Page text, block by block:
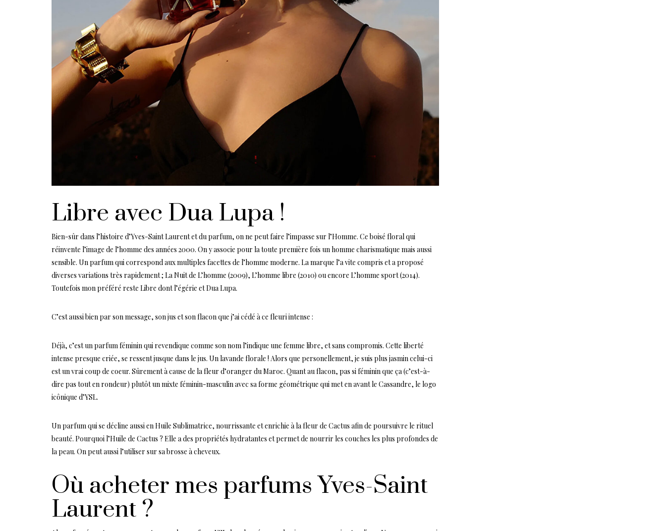
Libre avec Dua Lupa !
Bien-sûr dans l’histoire d’Yves-Saint Laurent et du parfum, on ne peut faire l’impasse sur l’Homme. Ce boisé floral qui
réinvente l’image de l’homme des années 2000. On y associe pour la toute première fois un homme charismatique mais aussi
sensible. Un parfum qui correspond aux multiples facettes de l’homme moderne. La marque l’a vite compris et a proposé
diverses variations très rapidement ; La Nuit de L’homme (2009), L’homme libre (2010) ou encore L’homme sport (2014).
Toutefois mon préféré reste Libre dont l’égérie et Dua Lupa.
C’est aussi bien par son message, son jus et son flacon que j’ai cédé à ce fleuri intense :
Déjà, c’est un parfum féminin qui revendique comme son nom l’indique une femme libre, et sans compromis. Cette liberté
intense presque criée, se ressent jusque dans le jus. Un lavande florale ! Alors que personellement, je suis plus jasmin celui-ci
est un vrai coup de coeur. Sûrement à cause de la fleur d’oranger du Maroc. Quant au flacon, pas si féminin que ça (c’est-à-
dire pas tout en rondeur) plutôt un mixte féminin-masculin avec sa forme géométrique qui met en avant le Cassandre, le logo
icônique d’YSL.
Un parfum qui se décline aussi en Huile Sublimatrice, nourrissante et enrichie à la fleur de Cactus afin de poursuivre le rituel
beauté. Pourquoi l’Huile de Cactus ? Elle a des propriétés hydratantes et permet de nourrir les couches les plus profondes de
la peau. On peut aussi l’utiliser sur sa brosse à cheveux.
Où acheter mes parfums Yves-Saint
Laurent ?